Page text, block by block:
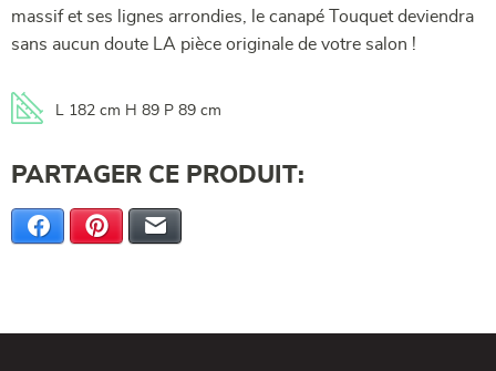
massif et ses lignes arrondies, le canapé Touquet deviendra
sans aucun doute LA pièce originale de votre salon !
L 182 cm H 89 P 89 cm
PARTAGER CE PRODUIT:
Facebook Pinterest